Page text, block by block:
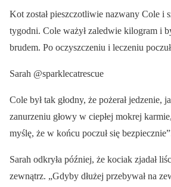
Kot został pieszczotliwie nazwany Cole i
tygodni. Cole ważył zaledwie kilogram i
brudem. Po oczyszczeniu i leczeniu
Sarah @sparklecatrescue
Cole był tak głodny, że pożerał jedzenie,
zanurzeniu głowy w ciepłej mokrej
myślę, że w końcu poczuł się
Sarah odkryła później, że kociak zjadał
zewnątrz. „Gdyby dłużej przebywał na